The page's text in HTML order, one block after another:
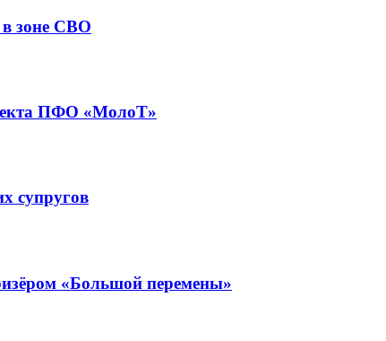
зоне СВО
ПФО «МолоТ»
супругов
«Большой перемены»